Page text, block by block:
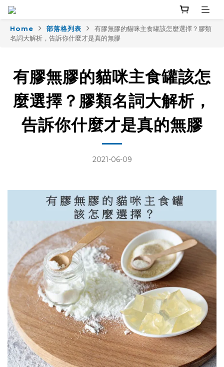
Home 部落格列表
有膠無膠的貓咪主食罐該怎麼選擇？膠類
名詞大解析，告訴你什麼才是真的無膠
有膠無膠的貓咪主食罐該怎
麼選擇？膠類名詞大解析，
告訴你什麼才是真的無膠
2021-06-09